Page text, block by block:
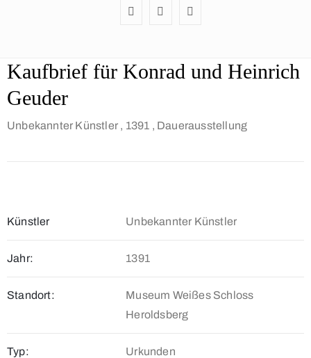
Kaufbrief für Konrad und Heinrich
Geuder
Unbekannter Künstler , 1391 , Dauerausstellung
Künstler Unbekannter Künstler
Jahr: 1391
Standort:
Museum Weißes Schloss
Heroldsberg
Typ: Urkunden